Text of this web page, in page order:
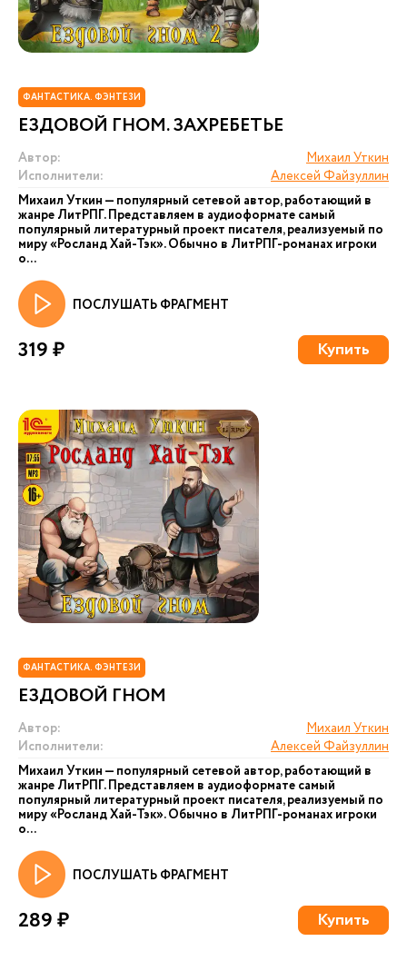
ФАНТАСТИКА. ФЭНТЕЗИ
ЕЗДОВОЙ ГНОМ. ЗАХРЕБЕТЬЕ
Автор:
Михаил Уткин
Исполнители:
Алексей Файзуллин
Михаил Уткин — популярный сетевой автор, работающий в
жанре ЛитРПГ. Представляем в аудиоформате самый
популярный литературный проект писателя, реализуемый по
миру «Росланд Хай-Тэк». Обычно в ЛитРПГ-романах игроки
о...
ПОСЛУШАТЬ ФРАГМЕНТ
319 ₽ Купить
ФАНТАСТИКА. ФЭНТЕЗИ
ЕЗДОВОЙ ГНОМ
Автор:
Михаил Уткин
Исполнители:
Алексей Файзуллин
Михаил Уткин — популярный сетевой автор, работающий в
жанре ЛитРПГ. Представляем в аудиоформате самый
популярный литературный проект писателя, реализуемый по
миру «Росланд Хай-Тэк». Обычно в ЛитРПГ-романах игроки
о...
ПОСЛУШАТЬ ФРАГМЕНТ
289 ₽ Купить